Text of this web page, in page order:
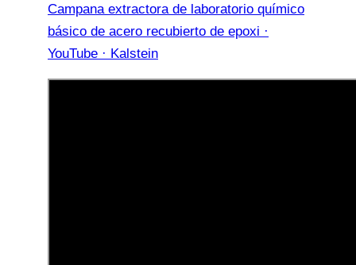
Campana extractora de laboratorio químico
básico de acero recubierto de epoxi ·
YouTube · Kalstein